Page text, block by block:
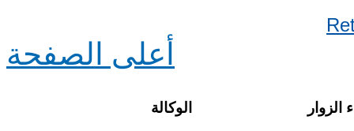
أعلى الصفحة
الوكالة الزوار